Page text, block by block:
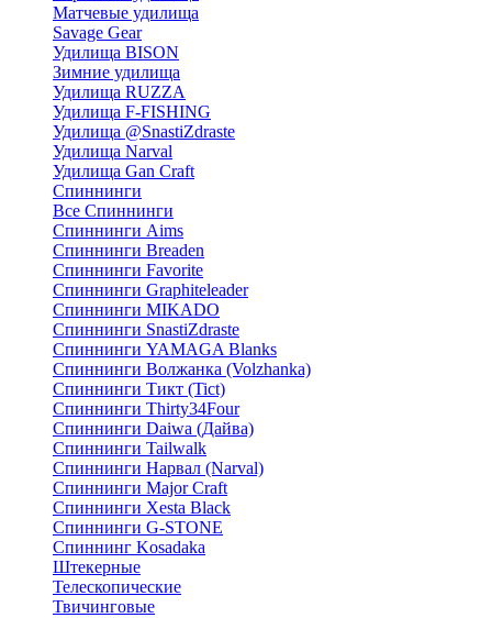
Матчевые удилища
Savage Gear
Удилища BISON
Зимние удилища
Удилища RUZZA
Удилища F-FISHING
Удилища @SnastiZdraste
Удилища Narval
Удилища Gan Craft
Спиннинги
Все Спиннинги
Спиннинги Aims
Спиннинги Breaden
Спиннинги Favorite
Спиннинги Graphiteleader
Спиннинги MIKADO
Спиннинги SnastiZdraste
Спиннинги YAMAGA Blanks
Спиннинги Волжанка (Volzhanka)
Спиннинги Тикт (Tict)
Спиннинги Thirty34Four
Спиннинги Daiwa (Дайва)
Спиннинги Tailwalk
Спиннинги Нарвал (Narval)
Спиннинги Major Craft
Спиннинги Xesta Black
Спиннинги G-STONE
Спиннинг Kosadaka
Штекерные
Телескопические
Твичинговые